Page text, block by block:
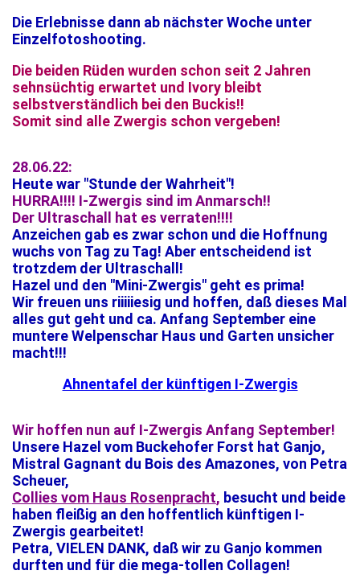
Die Erlebnisse dann ab nächster Woche unter
Einzelfotoshooting.
Die beiden Rüden wurden schon seit 2 Jahren
sehnsüchtig erwartet und Ivory bleibt
selbstverständlich bei den Buckis!!
Somit sind alle Zwergis schon vergeben!
28.06.22:
Heute war "Stunde der Wahrheit"!
HURRA!!!! I-Zwergis sind im Anmarsch!!
Der Ultraschall hat es verraten!!!!
Anzeichen gab es zwar schon und die Hoffnung
wuchs von Tag zu Tag! Aber entscheidend ist
trotzdem der Ultraschall!
Hazel und den "Mini-Zwergis" geht es prima!
Wir freuen uns riiiiiesig und hoffen, daß dieses Mal
alles gut geht und ca. Anfang September eine
muntere Welpenschar Haus und Garten unsicher
macht!!!
Ahnentafel der künftigen I-Zwergis
Wir hoffen nun auf I-Zwergis Anfang September!
Unsere Hazel vom Buckehofer Forst hat Ganjo,
Mistral Gagnant du Bois des Amazones, von Petra
Scheuer,
Collies vom Haus Rosenpracht, besucht und beide
haben fleißig an den hoffentlich künftigen I-
Zwergis gearbeitet!
Petra, VIELEN DANK, daß wir zu Ganjo kommen
durften und für die mega-tollen Collagen!